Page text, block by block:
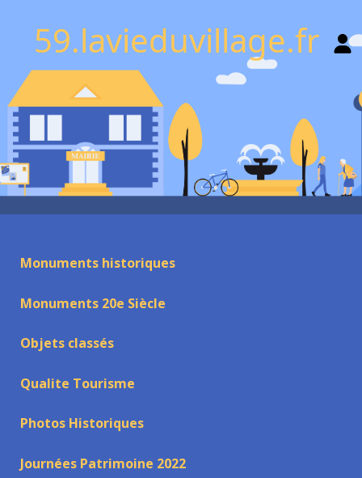
59.lavieduvillage.fr
Monuments historiques
Monuments 20e Siècle
Objets classés
Qualite Tourisme
Photos Historiques
Journées Patrimoine 2022